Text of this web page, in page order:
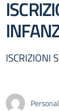
ISCRIZIONI